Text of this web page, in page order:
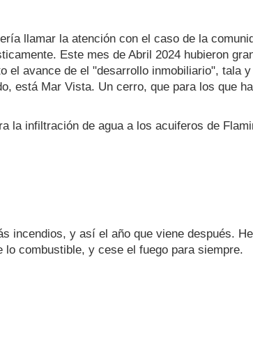
llamar la atención con el caso de la
Este mes de Abril 2024 hubieron
avance de el "desarrollo inmobiliario", tala
está Mar Vista. Un cerro, que para los que
la infiltración de agua a los acuiferos de
incendios, y así el año que viene después.
lo combustible, y cese el fuego para siempre.